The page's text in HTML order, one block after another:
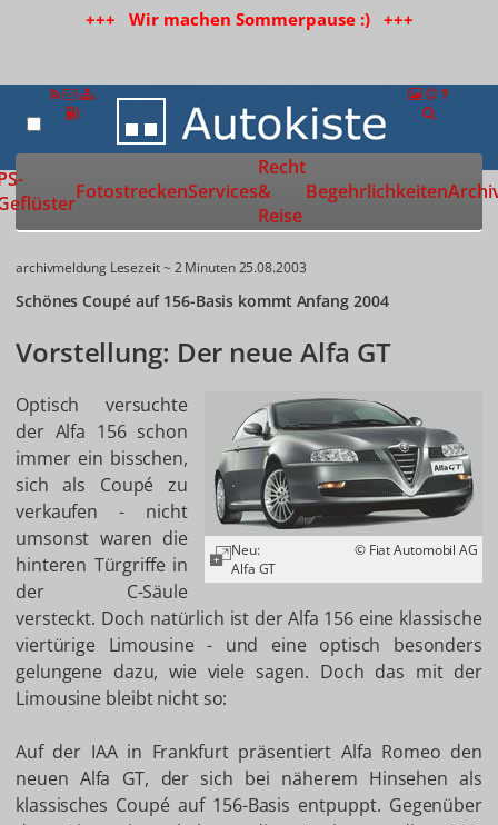
+++ Wir machen Sommerpause :) +++
Zur Startseite
FotostreckenServices
Recht
&
Reise
Begehrlichkeiten
archivmeldung Lesezeit ~ 2 Minuten25.08.2003
Schönes Coupé auf 156-Basis kommt Anfang 2004
Vorstellung: Der neue Alfa GT
Neu:
Alfa GT
© Fiat Automobil AG
Optisch versuchte
der Alfa 156 schon
immer ein bisschen,
sich als Coupé zu
verkaufen - nicht
umsonst waren die
hinteren Türgriffe in
der C-Säule
versteckt. Doch natürlich ist der Alfa 156 eine klassische
viertürige Limousine - und eine optisch besonders
gelungene dazu, wie viele sagen. Doch das mit der
Limousine bleibt nicht so:
Auf der IAA in Frankfurt präsentiert Alfa Romeo den
neuen Alfa GT, der sich bei näherem Hinsehen als
klassisches Coupé auf 156-Basis entpuppt. Gegenüber